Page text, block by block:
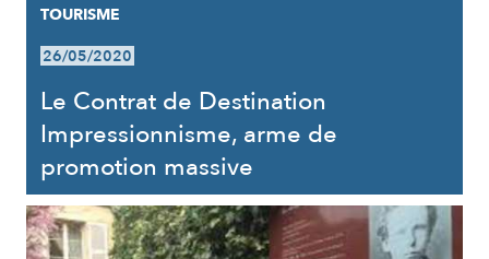
TOURISME
26/05/2020
Le Contrat de Destination
Impressionnisme, arme de
promotion massive